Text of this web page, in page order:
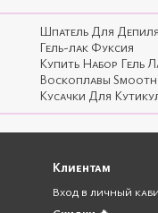
Шпатель Для
Гель-лак Фуксия
Купить Набор Гель
Воскоплавы Smooth
Кусачки Для
Клиентам
Вход в личный